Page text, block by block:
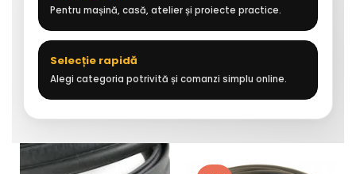
Pentru mașină, casă, atelier și proiecte practice.
Selecție rapidă
Alegi categoria potrivită și comanzi simplu online.